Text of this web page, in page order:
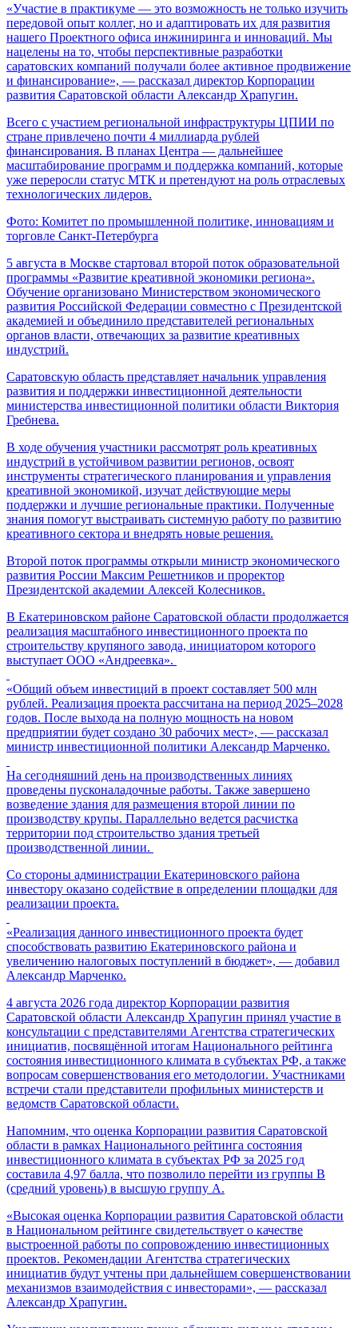
«Участие в практикуме — это возможность не только изучить
передовой опыт коллег, но и адаптировать их для развития
нашего Проектного офиса инжиниринга и инноваций. Мы
нацелены на то, чтобы перспективные разработки
саратовских компаний получали более активное продвижение
и финансирование», — рассказал директор Корпорации
развития Саратовской области Александр Храпугин.
Всего с участием региональной инфраструктуры ЦПИИ по
стране привлечено почти 4 миллиарда рублей
финансирования. В планах Центра — дальнейшее
масштабирование программ и поддержка компаний, которые
уже переросли статус МТК и претендуют на роль отраслевых
технологических лидеров.
Фото: Комитет по промышленной политике, инновациям и
торговле Санкт-Петербурга
5 августа в Москве стартовал второй поток образовательной
программы «Развитие креативной экономики региона».
Обучение организовано Министерством экономического
развития Российской Федерации совместно с Президентской
академией и объединило представителей региональных
органов власти, отвечающих за развитие креативных
индустрий.
Саратовскую область представляет начальник управления
развития и поддержки инвестиционной деятельности
министерства инвестиционной политики области Виктория
Гребнева.
В ходе обучения участники рассмотрят роль креативных
индустрий в устойчивом развитии регионов, освоят
инструменты стратегического планирования и управления
креативной экономикой, изучат действующие меры
поддержки и лучшие региональные практики. Полученные
знания помогут выстраивать системную работу по развитию
креативного сектора и внедрять новые решения.
Второй поток программы открыли министр экономического
развития России Максим Решетников и проректор
Президентской академии Алексей Колесников.
В Екатериновском районе Саратовской области продолжается
реализация масштабного инвестиционного проекта по
строительству крупяного завода, инициатором которого
выступает ООО «Андреевка».
«Общий объем инвестиций в проект составляет 500 млн
рублей. Реализация проекта рассчитана на период 2025–2028
годов. После выхода на полную мощность на новом
предприятии будет создано 30 рабочих мест», — рассказал
министр инвестиционной политики Александр Марченко.
На сегодняшний день на производственных линиях
проведены пусконаладочные работы. Также завершено
возведение здания для размещения второй линии по
производству крупы. Параллельно ведется расчистка
территории под строительство здания третьей
производственной линии.
Со стороны администрации Екатериновского района
инвестору оказано содействие в определении площадки для
реализации проекта.
«Реализация данного инвестиционного проекта будет
способствовать развитию Екатериновского района и
увеличению налоговых поступлений в бюджет», — добавил
Александр Марченко.
4 августа 2026 года директор Корпорации развития
Саратовской области Александр Храпугин принял участие в
консультации с представителями Агентства стратегических
инициатив, посвящённой итогам Национального рейтинга
состояния инвестиционного климата в субъектах РФ, а также
вопросам совершенствования его методологии. Участниками
встречи стали представители профильных министерств и
ведомств Саратовской области.
Напомним, что оценка Корпорации развития Саратовской
области в рамках Национального рейтинга состояния
инвестиционного климата в субъектах РФ за 2025 год
составила 4,97 балла, что позволило перейти из группы В
(средний уровень) в высшую группу А.
«Высокая оценка Корпорации развития Саратовской области
в Национальном рейтинге свидетельствует о качестве
выстроенной работы по сопровождению инвестиционных
проектов. Рекомендации Агентства стратегических
инициатив будут учтены при дальнейшем совершенствовании
механизмов взаимодействия с инвесторами», — рассказал
Александр Храпугин.